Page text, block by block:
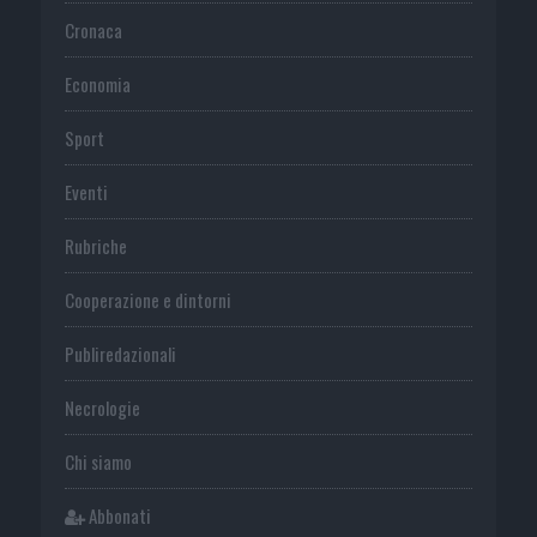
Cronaca
Economia
Sport
Eventi
Rubriche
Cooperazione e dintorni
Publiredazionali
Necrologie
Chi siamo
Abbonati